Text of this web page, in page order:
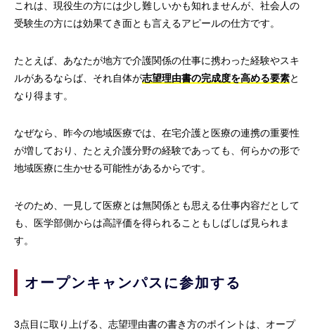
これは、現役生の方には少し難しいかも知れませんが、社会人の
受験生の方には効果てき面とも言えるアピールの仕方です。
たとえば、あなたが地方で介護関係の仕事に携わった経験やスキ
ルがあるならば、それ自体が志望理由書の完成度を高める要素と
なり得ます。
なぜなら、昨今の地域医療では、在宅介護と医療の連携の重要性
が増しており、たとえ介護分野の経験であっても、何らかの形で
地域医療に生かせる可能性があるからです。
そのため、一見して医療とは無関係とも思える仕事内容だとして
も、医学部側からは高評価を得られることもしばしば見られま
す。
オープンキャンパスに参加する
3点目に取り上げる、志望理由書の書き方のポイントは、オープ